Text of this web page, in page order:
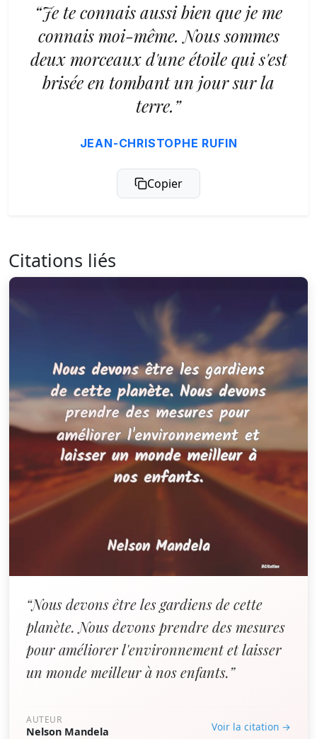
“Je te connais aussi bien que je me
connais moi-même. Nous sommes
deux morceaux d'une étoile qui s'est
brisée en tombant un jour sur la
terre.”
JEAN-CHRISTOPHE RUFIN
Copier
Citations liés
“Nous devons être les gardiens de cette
planète. Nous devons prendre des mesures
pour améliorer l'environnement et laisser
un monde meilleur à nos enfants.”
AUTEUR
Nelson Mandela Voir la citation →